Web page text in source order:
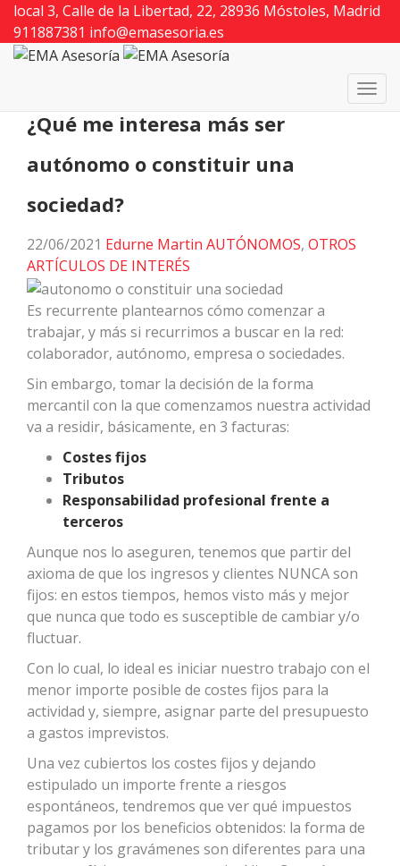
local 3, Calle de la Libertad, 22, 28936 Móstoles, Madrid
911887381 info@emasesoria.es
EMA Asesoría>Blog de asesoría y gestoría en
Móstoles ⋆ EMA ⋆ noticias actualizadas
>¿Qué me interesa más ser autónomo o constituir una
¿Qué me interesa más ser
autónomo o constituir una
sociedad?
22/06/2021 Edurne Martin AUTÓNOMOS, OTROS
ARTÍCULOS DE INTERÉS
Es recurrente plantearnos cómo comenzar a
trabajar, y más si recurrimos a buscar en la red:
colaborador, autónomo, empresa o sociedades.
Sin embargo, tomar la decisión de la forma
mercantil con la que comenzamos nuestra actividad
va a residir, básicamente, en 3 facturas:
Costes fijos
Tributos
Responsabilidad profesional frente a
terceros
Aunque nos lo aseguren, tenemos que partir del
axioma de que los ingresos y clientes NUNCA son
fijos: en estos tiempos, hemos visto más y mejor
que nunca que todo es susceptible de cambiar y/o
fluctuar.
Con lo cual, lo ideal es iniciar nuestro trabajo con el
menor importe posible de costes fijos para la
actividad y, siempre, asignar parte del presupuesto
a gastos imprevistos.
Una vez cubiertos los costes fijos y dejando
estipulado un importe frente a riesgos
espontáneos, tendremos que ver qué impuestos
pagamos por los beneficios obtenidos: la forma de
tributar y los gravámenes son diferentes para una